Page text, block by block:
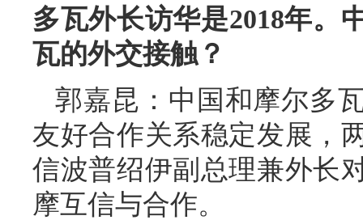
多瓦外长访华是2018年。
瓦的外交接触？
郭嘉昆：中国和摩尔多
友好合作关系稳定发展，
信波普绍伊副总理兼外长
摩互信与合作。